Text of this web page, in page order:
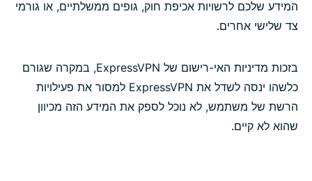
המידע שלכם לרשויות אכיפת חוק, גופים ממשלתיים, או גורמי
צד שלישי אחרים.
בזכות מדיניות האי-רישום של ExpressVPN, במקרה שגורם
כלשהו ינסה לשדל את ExpressVPN למסור את פעילויות
הרשת של משתמש, לא נוכל לספק את המידע הזה מכיוון
שהוא לא קיים.